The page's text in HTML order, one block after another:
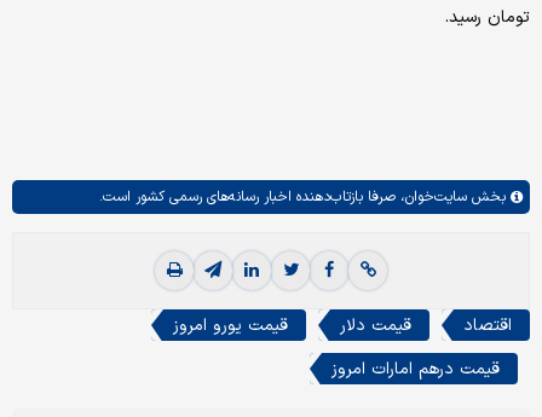
تومان رسید.
بخش سایت‌خوان، صرفا بازتاب‌دهنده اخبار رسانه‌های رسمی کشور است.
اقتصاد قیمت دلار
قیمت یورو امروز
قیمت درهم امارات امروز